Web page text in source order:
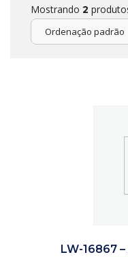
Mostrando 2
Ordenação padrão
LW-16867